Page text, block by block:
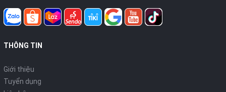
THÔNG TIN
Giới thiệu
Tuyển dụng